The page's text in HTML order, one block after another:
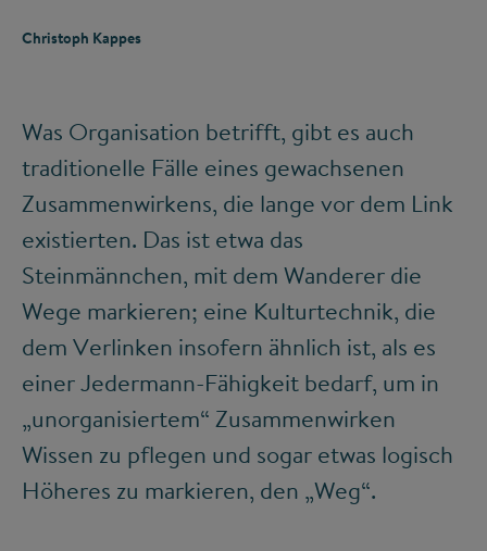
Christoph Kappes
Was Organisation betrifft, gibt es auch
traditionelle Fälle eines gewachsenen
Zusammenwirkens, die lange vor dem Link
existierten. Das ist etwa das
Steinmännchen, mit dem Wanderer die
Wege markieren; eine Kulturtechnik, die
dem Verlinken insofern ähnlich ist, als es
einer Jedermann-Fähigkeit bedarf, um in
„unorganisiertem“ Zusammenwirken
Wissen zu pflegen und sogar etwas logisch
Höheres zu markieren, den „Weg“.